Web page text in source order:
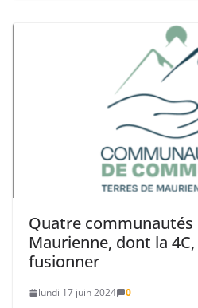
Quatre
Maurienne, dont la
fusionner
lundi 17 juin 2024 0